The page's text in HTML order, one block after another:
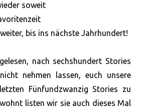
soweit
bis ins nächste Jahrhundert!
nach sechshundert Stories
nehmen lassen, euch unsere
Fünfundzwanzig Stories zu
listen wir sie auch dieses Mal